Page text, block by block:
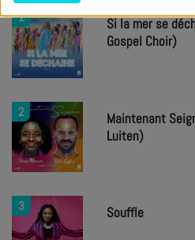
1
Si la mer se
Gospel Choir)
2
Maintenant
Luiten)
3 Souffle